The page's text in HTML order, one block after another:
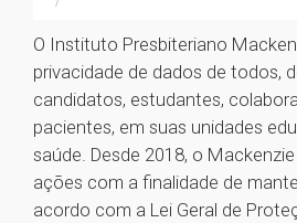
O Instituto Presbiteriano
privacidade de dados de todos,
candidatos, estudantes,
pacientes, em suas unidades
saúde. Desde 2018, o
ações com a finalidade de
acordo com a Lei Geral de